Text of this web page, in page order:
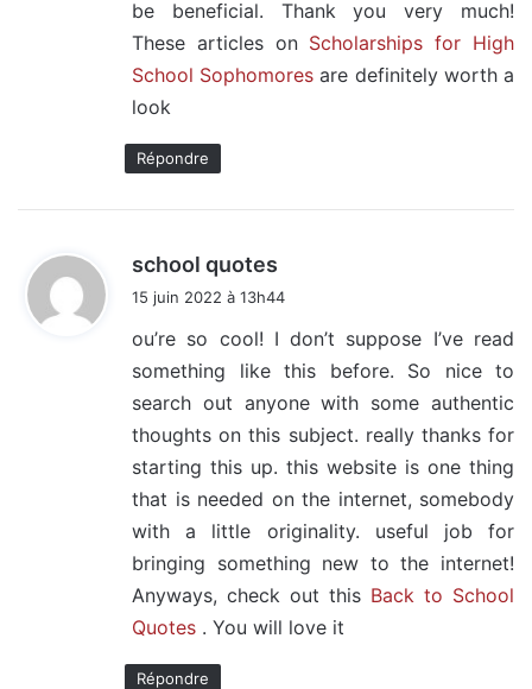
be beneficial. Thank you very much!
These articles on Scholarships for High
School Sophomores are definitely worth a
look
Répondre
school quotes
15 juin 2022 à 13h44
ou’re so cool! I don’t suppose I’ve read
something like this before. So nice to
search out anyone with some authentic
thoughts on this subject. really thanks for
starting this up. this website is one thing
that is needed on the internet, somebody
with a little originality. useful job for
bringing something new to the internet!
Anyways, check out this Back to School
Quotes . You will love it
Répondre